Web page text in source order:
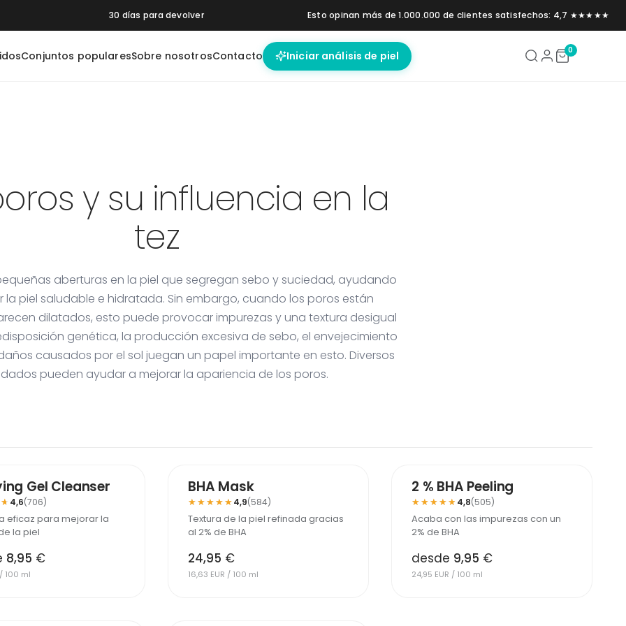
30 días para devolver Esto opinan más de 1.000.000 de clientes satisfechos: 4,7 ★★★★★
Conjuntos popularesSobre nosotrosContacto Iniciar análisis de piel 0
y su influencia en la
tez
aberturas en la piel que segregan sebo y suciedad, ayudando
la piel saludable e hidratada. Sin embargo, cuando los poros están
dilatados, esto puede provocar impurezas y una textura desigual
genética, la producción excesiva de sebo, el envejecimiento
causados por el sol juegan un papel importante en esto. Diversos
pueden ayudar a mejorar la apariencia de los poros.
Gel Cleanser
4,6(706)
eficaz para mejorar la
la piel
8,95 €
100 ml
BHA Mask
★★★★★
★★★★★4,9(584)
Textura de la piel refinada gracias
al 2% de BHA
24,95 €
16,63 EUR / 100 ml
MÁS VENDIDO
2 % BHA Peeling
★★★★★
★★★★★ 4,8(505)
Acaba con las impurezas con un
2% de BHA
desde 9,95 €
24,95 EUR / 100 ml